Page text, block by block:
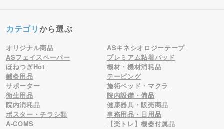
カテゴリから選ぶ
オリジナル商品
ASキネシオロジーテープ
ASフェイスペーパー
プレミアム粘着パッド
ほねつぎHot
機材・機材消耗品
鍼灸用品
テーピング
サポーター
施術ベッド・マクラ
衛生用品
院内設備・備品
院内消耗品
健康器具・販売商品
ポスター・チラシ類
事務用品・日用品
A-COMS
【楽トレ】機器付属品